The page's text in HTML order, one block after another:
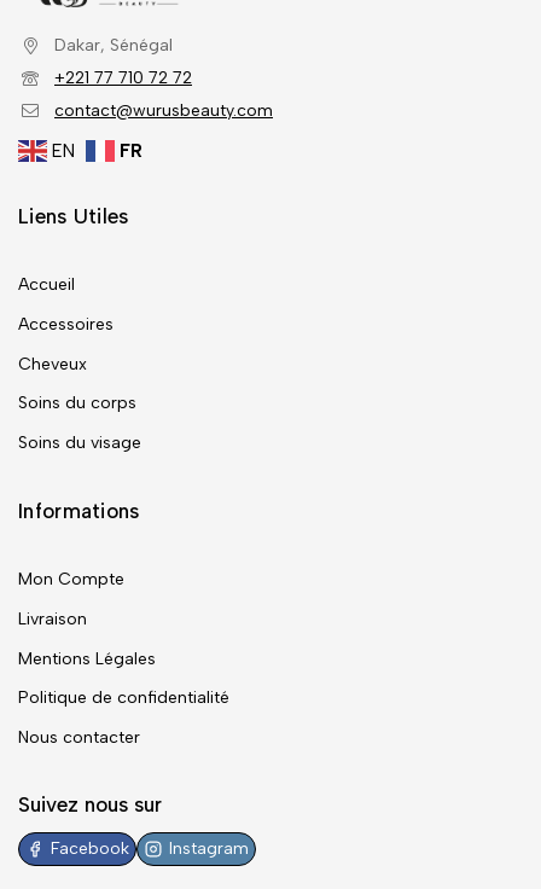
Dakar, Sénégal
+221 77 710 72 72
contact@wurusbeauty.com
EN FR
Liens Utiles
Accueil
Accessoires
Cheveux
Soins du corps
Soins du visage
Informations
Mon Compte
Livraison
Mentions Légales
Politique de confidentialité
Nous contacter
Suivez nous sur
Facebook Instagram